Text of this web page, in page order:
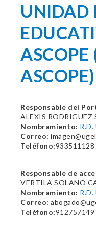
UNIDAD
ASCOPE
ASCOPE)
Responsable del
ALEXIS RODRIGUEZ
Nombramiento:
Correo:
Teléfono:933511128
Responsable de
VERTILA SOLANO
Nombramiento:
Correo:
Teléfono:912757149